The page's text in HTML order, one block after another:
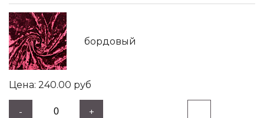
бордовый
240.00 руб
- +